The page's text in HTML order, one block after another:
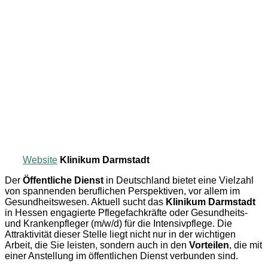
Website Klinikum Darmstadt
Der Öffentliche Dienst in Deutschland bietet eine Vielzahl
von spannenden beruflichen Perspektiven, vor allem im
Gesundheitswesen. Aktuell sucht das Klinikum Darmstadt
in Hessen engagierte Pflegefachkräfte oder Gesundheits-
und Krankenpfleger (m/w/d) für die Intensivpflege. Die
Attraktivität dieser Stelle liegt nicht nur in der wichtigen
Arbeit, die Sie leisten, sondern auch in den Vorteilen, die mit
einer Anstellung im öffentlichen Dienst verbunden sind.